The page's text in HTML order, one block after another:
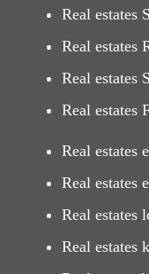
Real estates
Real estates
Real estates
Real estates
Real estates
Real estates
Real estates
Real estates